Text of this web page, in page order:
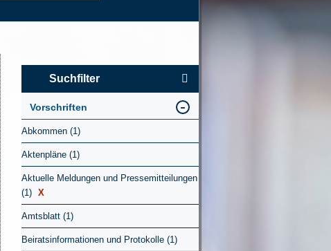
Suchfilter
Vorschriften
Abkommen (1)
Aktenpläne (1)
Aktuelle Meldungen und Pressemitteilungen
(1) X
Amtsblatt (1)
Beiratsinformationen und Protokolle (1)